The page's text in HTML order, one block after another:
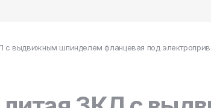
с выдвижным шпинделем фланцевая под